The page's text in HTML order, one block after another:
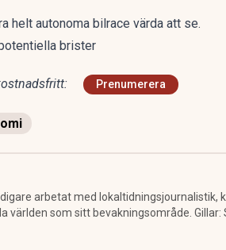
helt autonoma bilrace värda att se.
brister
Prenumerera
arbetat med
världen som sitt bevakningsområde.